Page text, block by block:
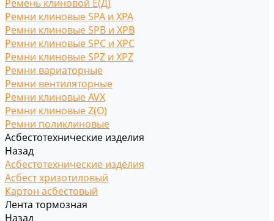
Ремень клиновой Е(Д)
Ремни клиновые SPA и XPA
Ремни клиновые SPB и XPB
Ремни клиновые SPC и XPC
Ремни клиновые SPZ и XPZ
Ремни вариаторные
Ремни вентиляторные
Ремни клиновые AVX
Ремни клиновые Z(O)
Ремни поликлиновые
Асбестотехнические изделия
Назад
Асбестотехнические изделия
Асбест хризотиловый
Картон асбестовый
Лента тормозная
Назад